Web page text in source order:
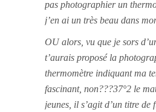
pas photographier un
j’en ai un très beau dans
OU alors, vu que je sors
t’aurais proposé la
thermomètre indiquant ma
fascinant, non???37°2 le
jeunes, il s’agit d’un titre